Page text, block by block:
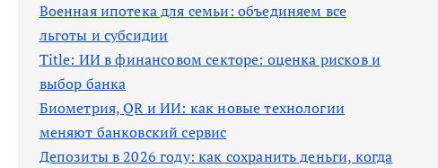
Военная ипотека для семьи: объединяем все
льготы и субсидии
Title: ИИ в финансовом секторе: оценка рисков и
выбор банка
Биометрия, QR и ИИ: как новые технологии
меняют банковский сервис
Депозиты в 2026 году: как сохранить деньги, когда